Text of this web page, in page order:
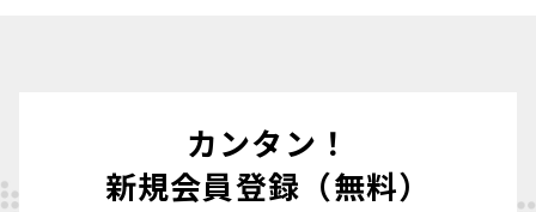
カンタン！
新規会員登録（無料）